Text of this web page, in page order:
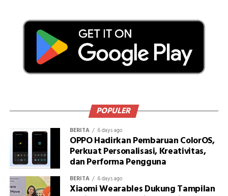
POPULER
BERITA 6 days ago
OPPO Hadirkan Pembaruan ColorOS,
Perkuat Personalisasi, Kreativitas,
dan Performa Pengguna
BERITA 6 days ago
Xiaomi Wearables Dukung Tampilan